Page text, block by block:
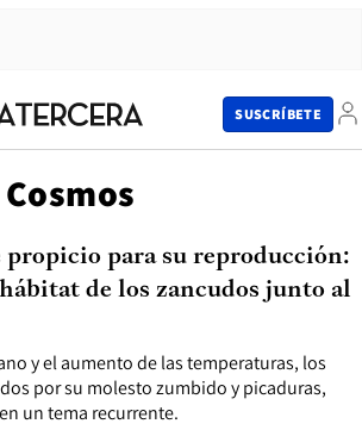
SUSCRÍBETE
y el aumento de las temperaturas, los
por su molesto zumbido y picaduras,
un tema recurrente.
propicio para su reproducción:
de los zancudos junto al